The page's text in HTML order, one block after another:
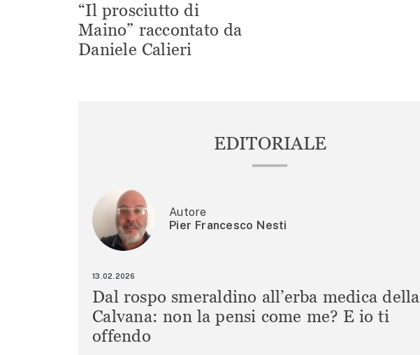
“Il prosciutto di
Maino” raccontato da
Daniele Calieri
EDITORIALE
Autore
Pier Francesco Nesti
13.02.2026
Dal rospo smeraldino all’erba medica della
Calvana: non la pensi come me? E io ti
offendo